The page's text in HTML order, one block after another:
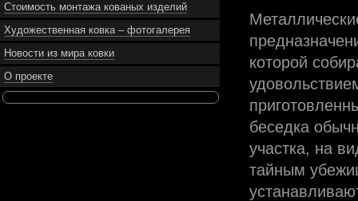
Стоимость монтажа кованых изделий
Художественная ковка – фотогалерея
Новости из мира ковки
О проекте
которой
беседка
участка, на
тайным